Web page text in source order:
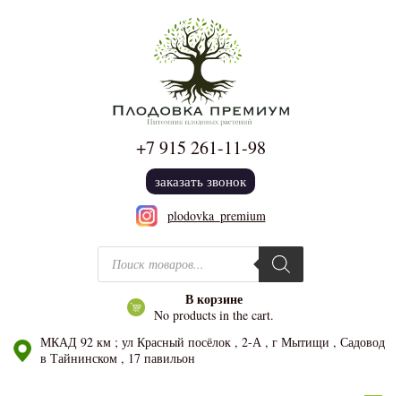
+7 915 261-11-98
заказать звонок
plodovka_premium
Поиск товаров
В корзине
No products in the cart.
МКАД 92 км ; ул Красный посёлок , 2-А , г Мытищи , Садовод
в Тайнинском , 17 павильон